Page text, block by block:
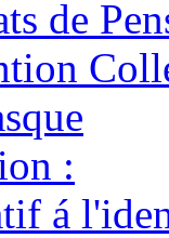
de
:
á